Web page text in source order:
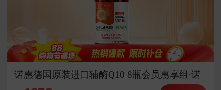
诺惠德国原装进口辅酶Q10 8瓶会员惠享组·诺